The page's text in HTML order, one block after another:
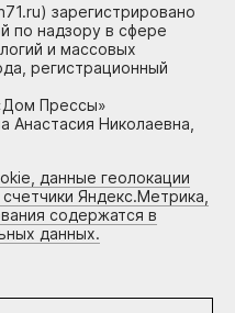
зарегистрировано
по надзору в сфере
и массовых
регистрационный
Прессы»
Анастасия Николаевна,
данные геолокации
Яндекс.Метрика,
содержатся в
данных.